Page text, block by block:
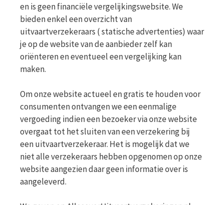
en is geen financiële vergelijkingswebsite. We
bieden enkel een overzicht van
uitvaartverzekeraars ( statische advertenties) waar
je op de website van de aanbieder zelf kan
oriënteren en eventueel een vergelijking kan
maken.
Om onze website actueel en gratis te houden voor
consumenten ontvangen we een eenmalige
vergoeding indien een bezoeker via onze website
overgaat tot het sluiten van een verzekering bij
een uitvaartverzekeraar. Het is mogelijk dat we
niet alle verzekeraars hebben opgenomen op onze
website aangezien daar geen informatie over is
aangeleverd.